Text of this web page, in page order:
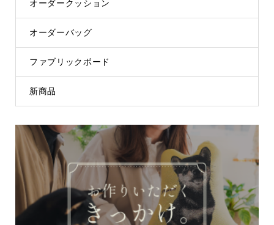
オーダークッション
オーダーバッグ
ファブリックボード
新商品